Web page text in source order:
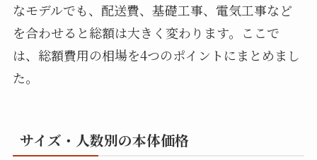
なモデルでも、配送費、基礎工事、電気工事など
を合わせると総額は大きく変わります。ここで
は、総額費用の相場を4つのポイントにまとめまし
た。
サイズ・人数別の本体価格